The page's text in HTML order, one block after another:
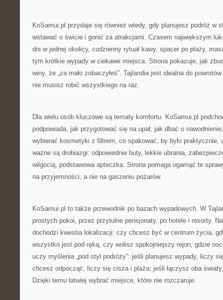
KoSamui.pl przydaje się również wtedy, gdy planujesz podróż w
wstawać o świcie i gonić za atrakcjami. Czasem największym
dni w jednej okolicy, codzienny rytuał kawy, spacer po plaży,
tym krótkie wypady w ciekawe miejsca. Strona pokazuje, jak
winy, że „za mało zobaczyłeś”. Tajlandia jest idealna do
nie musisz robić wszystkiego na raz.
Dla wielu osób kluczowe są tematy komfortu. KoSamui.pl
podpowiada, jak przygotować się na upał, jak dbać o
wybierać kosmetyki z filtrem, co spakować, by było praktycznie,
ważne są drobiazgi: odpowiednie buty, lekkie ubrania,
wilgocią, podstawowa apteczka. Strona pomaga ogarnąć te
na przyjemności, a nie na gaszeniu pożarów.
KoSamui.pl to także przewodnik po bazach wypadowych. W
prostych pokoi, przez przytulne pensjonaty, po hotele i resorty.
dochodzi kwestia lokalizacji: czy chcesz być w centrum życia,
wszystko jest pod ręką, czy wolisz spokojniejszy rejon, gdzie
uczy myślenia „pod styl podróży”: jeśli planujesz wypady, liczy
chcesz odpocząć, liczy się cisza i plaża; jeśli łączysz oba
Dzięki temu łatwiej wybrać miejsce, które nie rozczaruje.